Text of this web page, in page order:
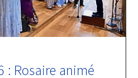
: Rosaire animé